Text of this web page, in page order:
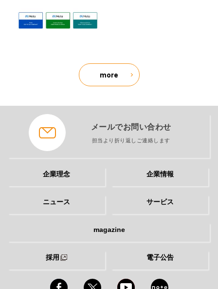
more
メールでお問い合わせ
担当より折り返しご連絡します
企業理念 企業情報
ニュース サービス
magazine
採用 電子公告